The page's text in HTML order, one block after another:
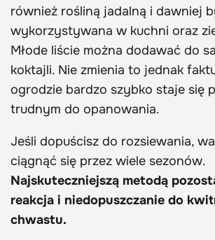
również rośliną jadalną i dawniej
wykorzystywana w kuchni oraz
Młode liście można dodawać do
koktajli. Nie zmienia to jednak
ogrodzie bardzo szybko staje się
trudnym do opanowania.
Jeśli dopuścisz do rozsiewania,
ciągnąć się przez wiele sezonów.
Najskuteczniejszą metodą
reakcja i niedopuszczanie do
chwastu.